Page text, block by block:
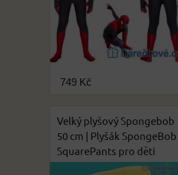
749 Kč
Velký plyšový Spongebob
50 cm | Plyšák SpongeBob
SquarePants pro děti